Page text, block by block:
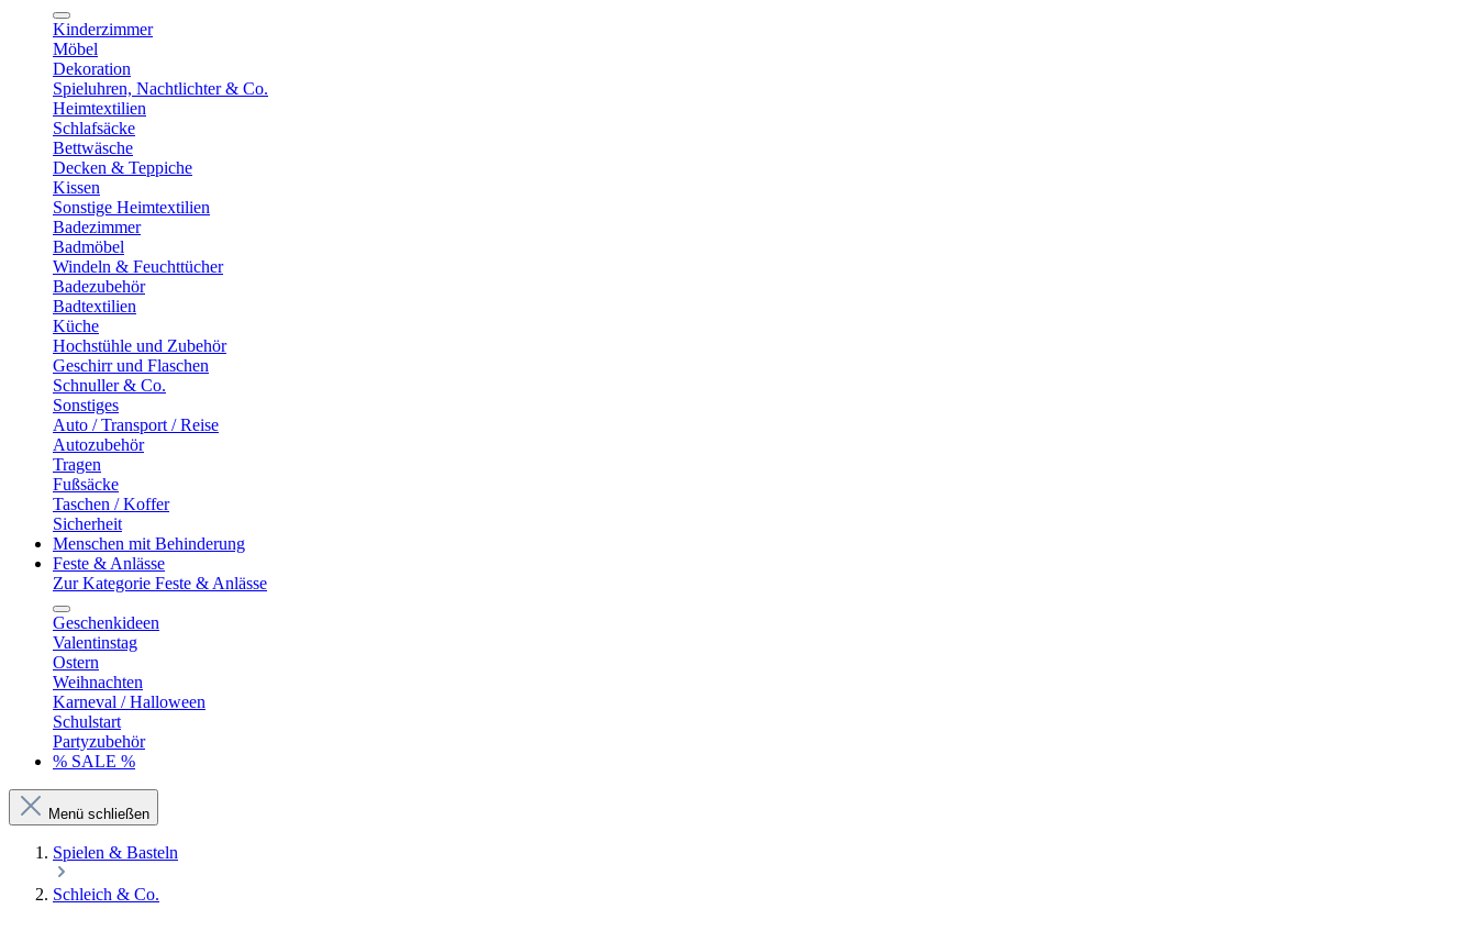
Kinderzimmer
Möbel
Dekoration
Spieluhren, Nachtlichter & Co.
Heimtextilien
Schlafsäcke
Bettwäsche
Decken & Teppiche
Kissen
Sonstige Heimtextilien
Badezimmer
Badmöbel
Windeln & Feuchttücher
Badezubehör
Badtextilien
Küche
Hochstühle und Zubehör
Geschirr und Flaschen
Schnuller & Co.
Sonstiges
Auto / Transport / Reise
Autozubehör
Tragen
Fußsäcke
Taschen / Koffer
Sicherheit
Menschen mit Behinderung
Feste & Anlässe
Zur Kategorie Feste & Anlässe
Geschenkideen
Valentinstag
Ostern
Weihnachten
Karneval / Halloween
Schulstart
Partyzubehör
% SALE %
Menü schließen
Spielen & Basteln
Schleich & Co.